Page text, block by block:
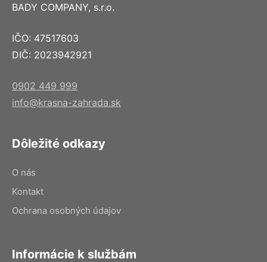
BADY COMPANY, s.r.o.
IČO: 47517603
DIČ: 2023942921
0902 449 999
info@krasna-zahrada.sk
Dôležité odkazy
O nás
Kontakt
Ochrana osobných údajov
Informácie k službám